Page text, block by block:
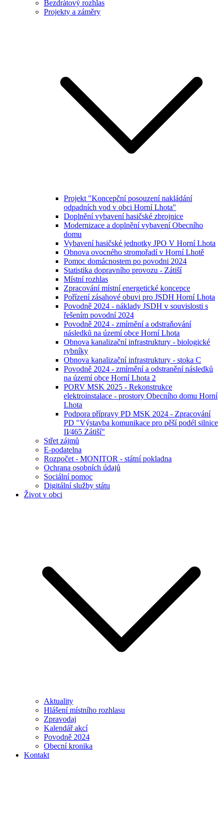
Bezdrátový rozhlas
Projekty a záměry
Projekt "Koncepční posouzení nakládání
odpadních vod v obci Horní Lhota"
Doplnění vybavení hasičské zbrojnice
Modernizace a doplnění vybavení Obecního
domu
Vybavení hasičské jednotky JPO V Horní Lhota
Obnova ovocného stromořadí v Horní Lhotě
Pomoc domácnostem po povodni 2024
Statistika dopravního provozu - Zátiší
Místní rozhlas
Zpracování místní energetické koncepce
Pořízení zásahové obuvi pro JSDH Horní Lhota
Povodně 2024 - náklady JSDH v souvislosti s
řešením povodní 2024
Povodně 2024 - zmírnění a odstraňování
následků na území obce Horní Lhota
Obnova kanalizační infrastruktury - biologické
rybníky
Obnova kanalizační infrastruktury - stoka C
Povodně 2024 - zmírnění a odstranění následků
na území obce Horní Lhota 2
PORV MSK 2025 - Rekonstrukce
elektroinstalace - prostory Obecního domu Horní
Lhota
Podpora přípravy PD MSK 2024 - Zpracování
PD "Výstavba komunikace pro pěší podél silnice
II⁄465 Zátiší"
Střet zájmů
E-podatelna
Rozpočet - MONITOR - státní pokladna
Ochrana osobních údajů
Sociální pomoc
Digitální služby státu
Život v obci
Aktuality
Hlášení místního rozhlasu
Zpravodaj
Kalendář akcí
Povodně 2024
Obecní kronika
Kontakt